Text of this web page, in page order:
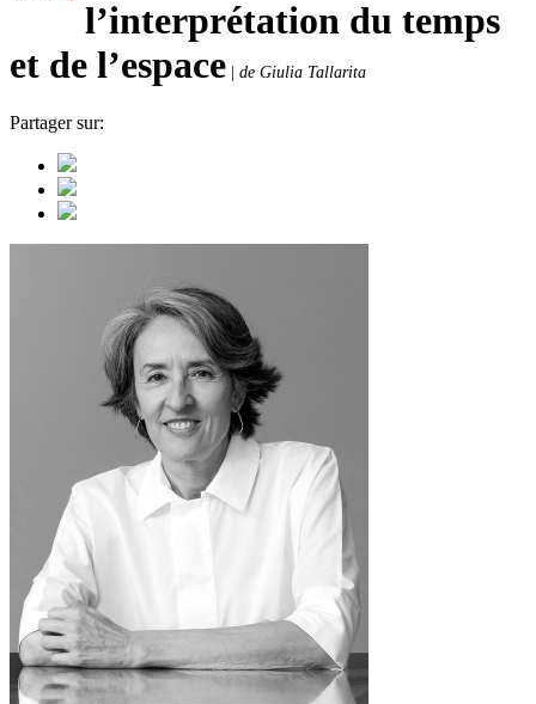
l’interprétation du temps
et de l’espace
de Giulia Tallarita
Partager sur: